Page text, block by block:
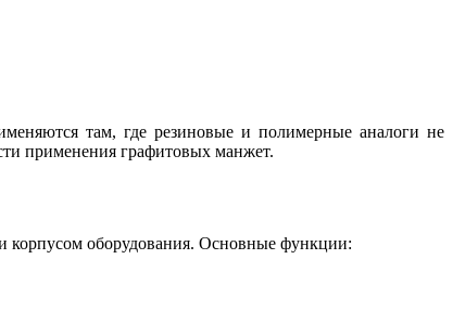
там, где резиновые и полимерные аналоги не
применения графитовых манжет.
корпусом оборудования. Основные функции: